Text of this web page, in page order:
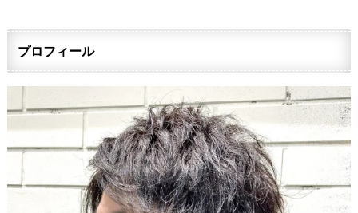
プロフィール